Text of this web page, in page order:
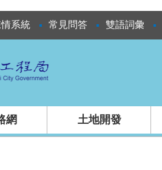
情系統 常見問答 雙語詞彙
網 土地開發